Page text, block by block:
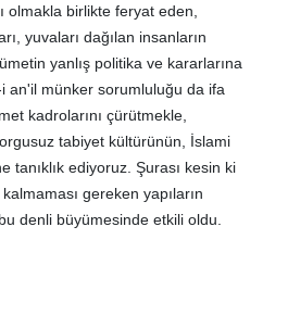
olmakla birlikte feryat eden,
yuvaları dağılan insanların
yanlış politika ve kararlarına
an'il münker sorumluluğu da ifa
kadrolarını çürütmekle,
tabiyet kültürünün, İslami
tanıklık ediyoruz. Şurası kesin ki
gereken yapıların
denli büyümesinde etkili oldu.